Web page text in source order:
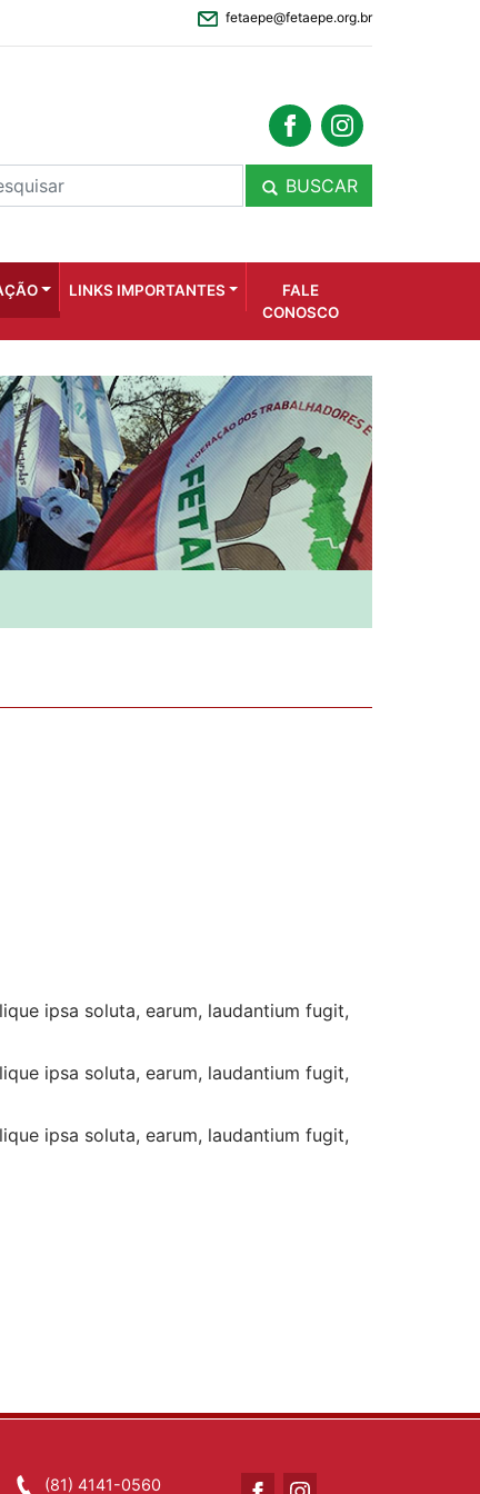
fetaepe@fetaepe.org.br
BUSCAR
LINKS IMPORTANTES
FALE
CONOSCO
ipsa soluta, earum, laudantium fugit,
ipsa soluta, earum, laudantium fugit,
ipsa soluta, earum, laudantium fugit,
(81) 4141-0560